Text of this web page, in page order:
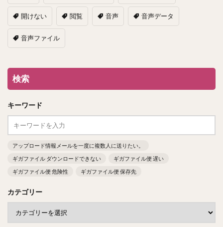
開けない 閲覧 音声 音声データ
音声ファイル
検索
キーワード
アップロード情報メールを一度に複数人に送りたい。
ギガファイル ダウンロードできない
ギガファイル便 遅い
ギガファイル便 危険性
ギガファイル便 保存先
カテゴリー